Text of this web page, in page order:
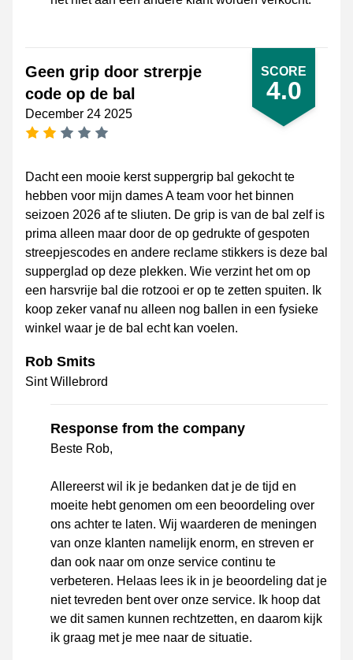
SCORE
4.0
Geen grip door strerpje
code op de bal
December 24 2025
Dacht een mooie kerst suppergrip bal gekocht te
hebben voor mijn dames A team voor het binnen
seizoen 2026 af te sliuten. De grip is van de bal zelf is
prima alleen maar door de op gedrukte of gespoten
streepjescodes en andere reclame stikkers is deze bal
supperglad op deze plekken. Wie verzint het om op
een harsvrije bal die rotzooi er op te zetten spuiten. Ik
koop zeker vanaf nu alleen nog ballen in een fysieke
winkel waar je de bal echt kan voelen.
Rob Smits
Sint Willebrord
Response from the company
Beste Rob,
Allereerst wil ik je bedanken dat je de tijd en
moeite hebt genomen om een beoordeling over
ons achter te laten. Wij waarderen de meningen
van onze klanten namelijk enorm, en streven er
dan ook naar om onze service continu te
verbeteren. Helaas lees ik in je beoordeling dat je
niet tevreden bent over onze service. Ik hoop dat
we dit samen kunnen rechtzetten, en daarom kijk
ik graag met je mee naar de situatie.